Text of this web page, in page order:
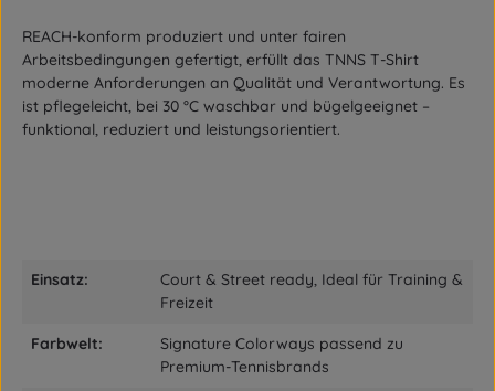
REACH-konform produziert und unter fairen
Arbeitsbedingungen gefertigt, erfüllt das TNNS T-Shirt
moderne Anforderungen an Qualität und Verantwortung. Es
ist pflegeleicht, bei 30 °C waschbar und bügelgeeignet –
funktional, reduziert und leistungsorientiert.
Einsatz:
Court & Street ready, Ideal für Training &
Freizeit
Farbwelt:
Signature Colorways passend zu
Premium-Tennisbrands